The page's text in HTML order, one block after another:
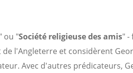
" ou "Société religieuse des amis" -
l'Angleterre et considèrent
Avec d'autres prédicateurs,